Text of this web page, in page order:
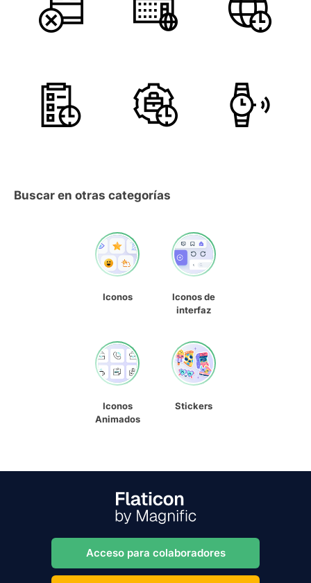
Buscar en otras categorías
Iconos
Iconos de
interfaz
Iconos
Animados
Stickers
Acceso para colaboradores